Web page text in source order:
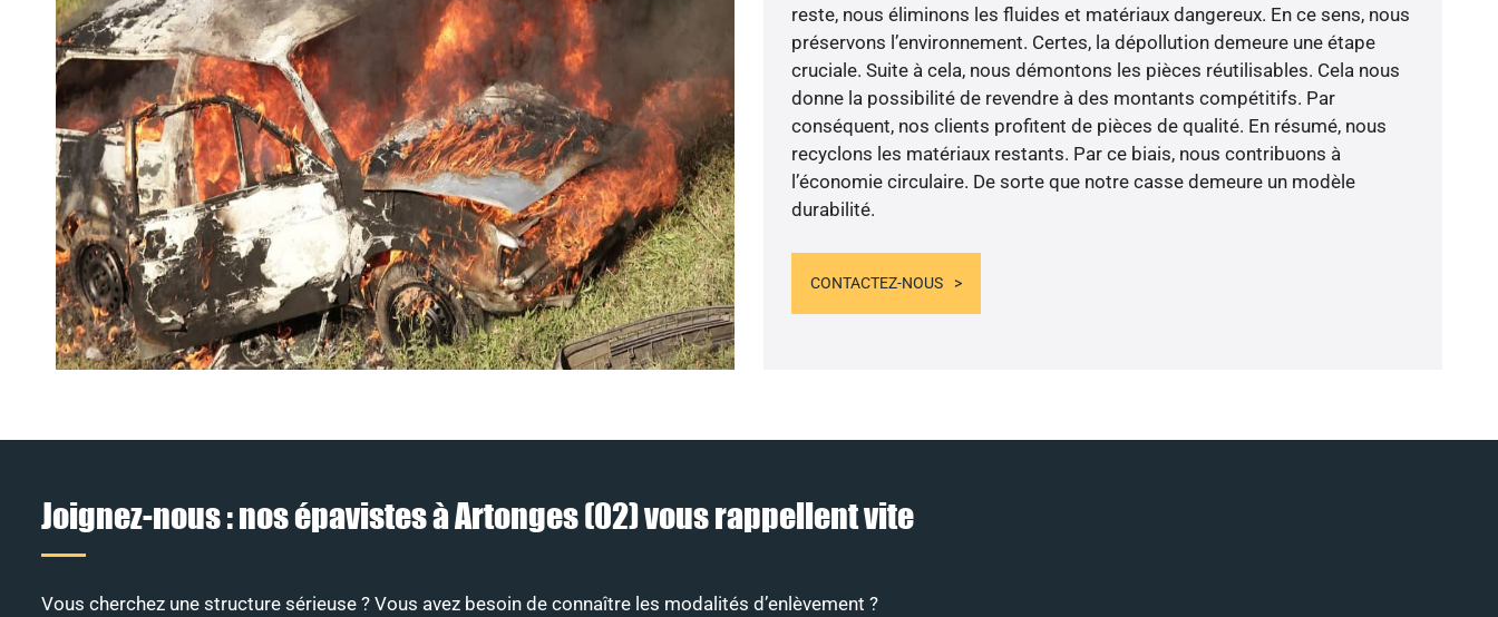
reste, nous éliminons les fluides et matériaux dangereux. En ce sens, nous
préservons l’environnement. Certes, la dépollution demeure une étape
cruciale. Suite à cela, nous démontons les pièces réutilisables. Cela nous
donne la possibilité de revendre à des montants compétitifs. Par
conséquent, nos clients profitent de pièces de qualité. En résumé, nous
recyclons les matériaux restants. Par ce biais, nous contribuons à
l’économie circulaire. De sorte que notre casse demeure un modèle
durabilité.
CONTACTEZ-NOUS
Joignez-nous : nos épavistes à Artonges (02) vous rappellent vite
Vous cherchez une structure sérieuse ? Vous avez besoin de connaître les modalités d’enlèvement ?